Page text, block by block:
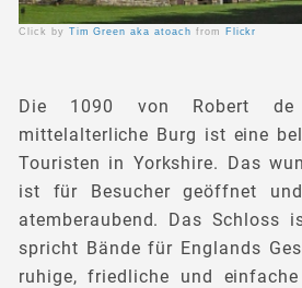
Click by Tim Green aka atoach from Flickr
Die 1090 von Robert de
mittelalterliche Burg ist eine
Touristen in Yorkshire. Das
ist für Besucher geöffnet
atemberaubend. Das Schloss
spricht Bände für Englands
ruhige, friedliche und